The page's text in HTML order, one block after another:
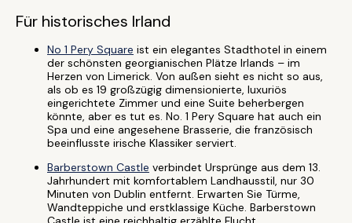
Für historisches Irland
No 1 Pery Square ist ein elegantes Stadthotel in einem
der schönsten georgianischen Plätze Irlands – im
Herzen von Limerick. Von außen sieht es nicht so aus,
als ob es 19 großzügig dimensionierte, luxuriös
eingerichtete Zimmer und eine Suite beherbergen
könnte, aber es tut es. No. 1 Pery Square hat auch ein
Spa und eine angesehene Brasserie, die französisch
beeinflusste irische Klassiker serviert.
Barberstown Castle verbindet Ursprünge aus dem 13.
Jahrhundert mit komfortablem Landhausstil, nur 30
Minuten von Dublin entfernt. Erwarten Sie Türme,
Wandteppiche und erstklassige Küche. Barberstown